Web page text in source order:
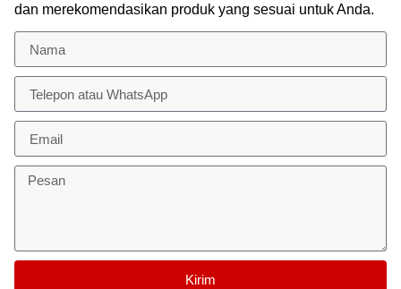
dan merekomendasikan produk yang sesuai untuk Anda.
Kirim